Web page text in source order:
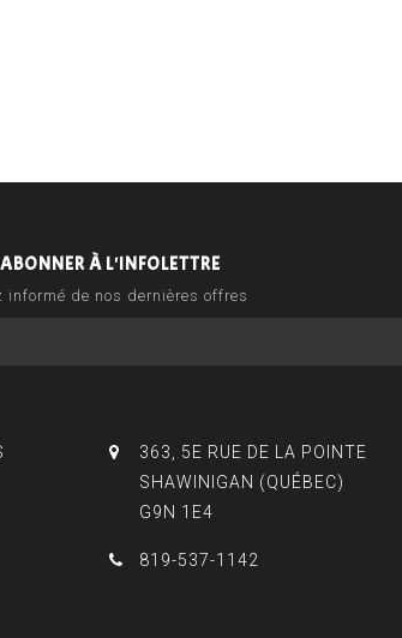
À L'INFOLETTRE
informé de nos dernières offres
363, 5E RUE DE LA POINTE
SHAWINIGAN (QUÉBEC)
G9N 1E4
819-537-1142